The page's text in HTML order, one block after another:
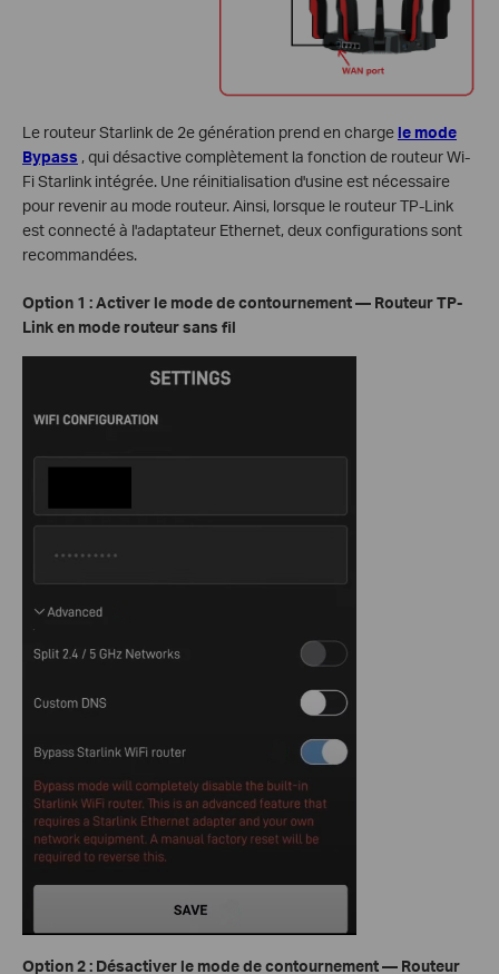
Le routeur Starlink de 2e génération prend en charge le mode
Bypass , qui désactive complètement la fonction de routeur Wi-
Fi Starlink intégrée. Une réinitialisation d'usine est nécessaire
pour revenir au mode routeur. Ainsi, lorsque le routeur TP-Link
est connecté à l'adaptateur Ethernet, deux configurations sont
recommandées.
Option 1 : Activer le mode de contournement — Routeur TP-
Link en mode routeur sans fil
Option 2 : Désactiver le mode de contournement — Routeur